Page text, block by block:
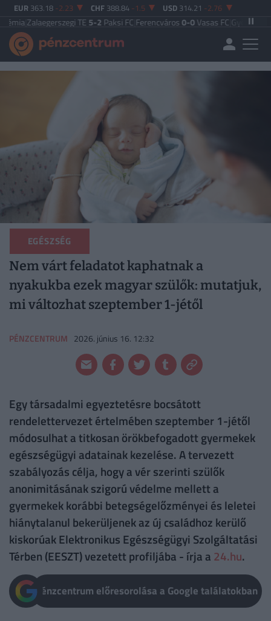
EUR 363.18 -2.23 CHF 388.84 -1.5 USD 314.21 -2.76
TE5-2Paksi FC|Ferencváros0-0Vasas FC|Győri ETO FC 4-0
EGÉSZSÉG
Nem várt feladatot kaphatnak a
nyakukba ezek magyar szülők: mutatjuk,
mi változhat szeptember 1-jétől
PÉNZCENTRUM 2026. június 16. 12:32
Egy társadalmi egyeztetésre bocsátott
rendelettervezet értelmében szeptember 1-jétől
módosulhat a titkosan örökbefogadott gyermekek
egészségügyi adatainak kezelése. A tervezett
szabályozás célja, hogy a vér szerinti szülők
anonimitásának szigorú védelme mellett a
gyermekek korábbi betegségelőzményei és leletei
hiánytalanul bekerüljenek az új családhoz kerülő
kiskorúak Elektronikus Egészségügyi Szolgáltatási
Térben (EESZT) vezetett profiljába - írja a 24.hu.
Pénzcentrum előresorolása a Google találatokban